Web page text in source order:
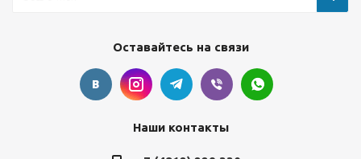
Оставайтесь на связи
Наши контакты